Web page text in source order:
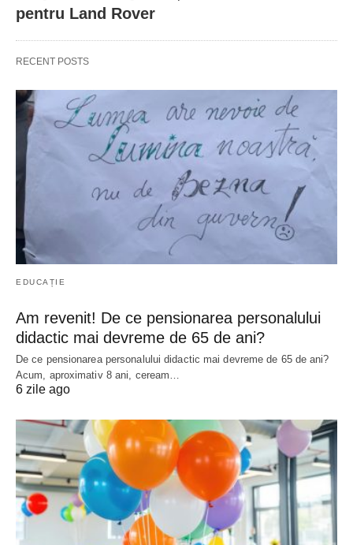
pentru Land Rover
RECENT POSTS
EDUCAȚIE
Am revenit! De ce pensionarea personalului
didactic mai devreme de 65 de ani?
De ce pensionarea personalului didactic mai devreme de 65 de ani?
Acum, aproximativ 8 ani, ceream…
6 zile ago